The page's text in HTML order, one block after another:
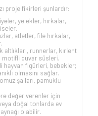
proje fikirleri şunlardır:
yelekler, hırkalar,
atletler, file hırkalar,
altlıkları, runnerlar, kırlent
motifli duvar süsleri.
hayvan figürleri, bebekler;
olmasını sağlar.
şalları, pamuklu
değer verenler için
doğal tonlarda ev
olabilir.